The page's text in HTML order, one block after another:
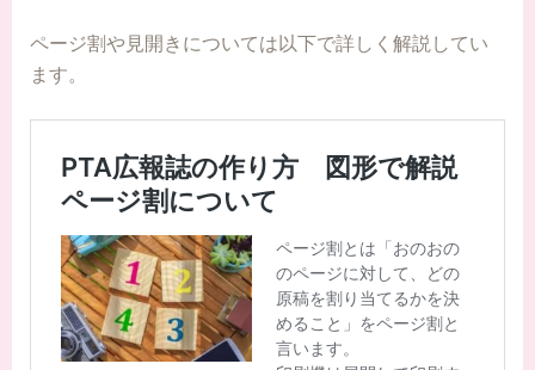
ページ割や見開きについては以下で詳しく解説してい
ます。